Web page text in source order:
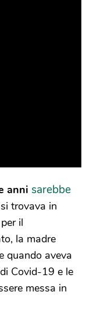
anni sarebbe
trovava in
il
la madre
quando aveva
Covid-19 e le
messa in